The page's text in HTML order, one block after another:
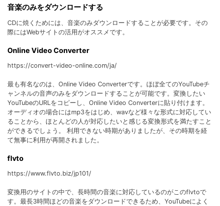
音楽のみをダウンロードする
CDに焼くためには、音楽のみダウンロードすることが必要です。その
際にはWebサイトの活用がオススメです。
Online Video Converter
https://convert-video-online.com/ja/
最も有名なのは、Online Video Converterです。ほぼ全てのYouTubeチ
ャンネルの音声のみをダウンロードすることが可能です。変換したい
YouTubeのURLをコピーし、Online Video Converterに貼り付けます。
オーディオの場合にはmp3をはじめ、wavなど様々な形式に対応してい
ることから、ほとんどの人が対応したいと感じる変換形式を満たすこと
ができるでしょう。 利用できない時期がありましたが、その時期を経
て無事に利用が再開されました。
flvto
https://www.flvto.biz/jp101/
変換用のサイトの中で、長時間の音楽に対応しているのがこのflvtoで
す。最長3時間ほどの音楽をダウンロードできるため、YouTubeによく